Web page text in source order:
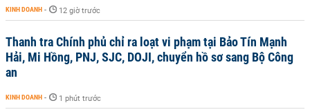
KINH DOANH - 12 giờ trước
Thanh tra Chính phủ chỉ ra loạt vi phạm tại Bảo Tín Mạnh
Hải, Mi Hồng, PNJ, SJC, DOJI, chuyển hồ sơ sang Bộ Công
an
KINH DOANH - 1 phút trước